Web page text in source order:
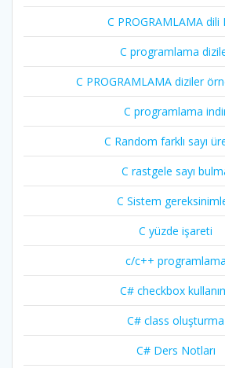
C PROGRAMLAMA dili
C programlama
C PROGRAMLAMA diziler
C programlama
C Random farklı sayı
C rastgele sayı
C Sistem
C yüzde işareti
c/c++ programlama
C# checkbox
C# class oluşturma
C# Ders Notları